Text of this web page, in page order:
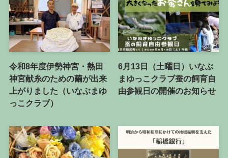
令和8年度伊勢神宮・熱田
神宮献糸のための繭が出来
上がりました（いなぶまゆ
っこクラブ）
6月13日（土曜日）いなぶ
まゆっこクラブ蚕の飼育自
由参観日の開催のお知らせ